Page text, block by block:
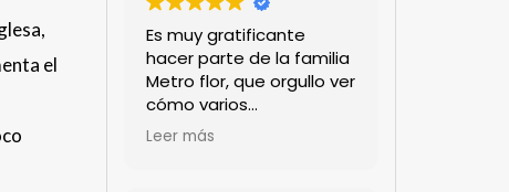
el
Es muy gratificante
hacer parte de la familia
Metro flor, que orgullo ver
cómo varios
profesionales hombres y
Leer más